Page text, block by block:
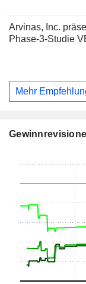
Arvinas, Inc.
Phase-3-Studie
Mehr